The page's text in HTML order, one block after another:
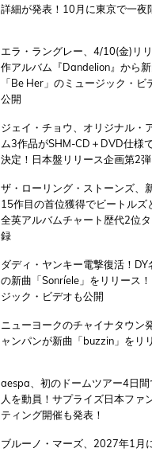
詳細が発表！10月に東京で一夜
エラ・ラングレー、4/10(金)リ
作アルバム『Dandelion』から
「Be Her」のミュージック・ビ
公開
ジェイ・チョウ、オリジナル・
ム3作品がSHM-CD＋DVD仕様
決定！日本盤リリース企画第2弾
ザ・ローリング・ストーンズ、
15作目の首位獲得でビートルズ
全英アルバムチャート歴代2位
録
ダディ・ヤンキー電撃復活！DY
の新曲「Sonríele」をリリース
ジック・ビデオも公開
ニューヨークのチャイナタウン
ャンパンが新曲「buzzin」をリ
aespa、初のドームツアー4日
人を動員！サプライズ日本ファ
ティング開催も発表！
ブルーノ・マーズ、2027年1月